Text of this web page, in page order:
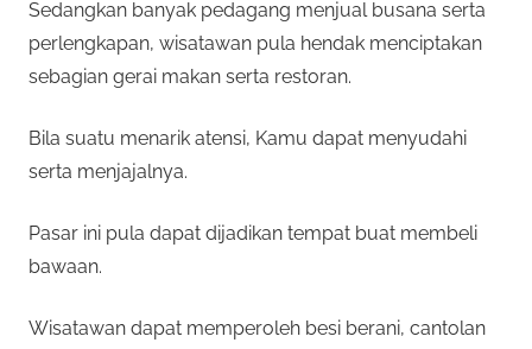
Sedangkan banyak pedagang menjual busana serta
perlengkapan, wisatawan pula hendak menciptakan
sebagian gerai makan serta restoran.
Bila suatu menarik atensi, Kamu dapat menyudahi
serta menjajalnya.
Pasar ini pula dapat dijadikan tempat buat membeli
bawaan.
Wisatawan dapat memperoleh besi berani, cantolan